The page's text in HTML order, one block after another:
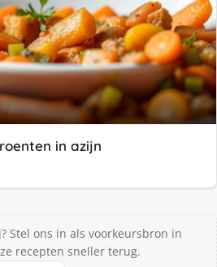
in azijn
Stel ons in als voorkeursbron in
recepten sneller terug.